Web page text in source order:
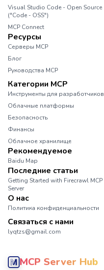
Visual Studio Code - Open Source
("Code - OSS")
MCP Connect
Ресурсы
Серверы MCP
Блог
Руководства MCP
Категории MCP
Инструменты для разработчиков
Облачные платформы
Безопасность
Финансы
Облачное хранилище
Рекомендуемое
Baidu Map
Последние статьи
Getting Started with Firecrawl MCP
Server
О нас
Политика конфиденциальности
Связаться с нами
lyqtzs@gmail.com
MCP Server Hub